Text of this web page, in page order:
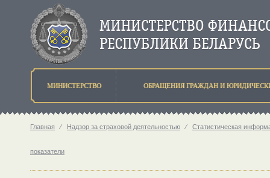
МИНИСТЕРСТВО ОБРАЩЕНИЯ ГРАЖДАН И
Главная ⁄ Надзор за страховой деятельностью ⁄ Статистическая
показатели